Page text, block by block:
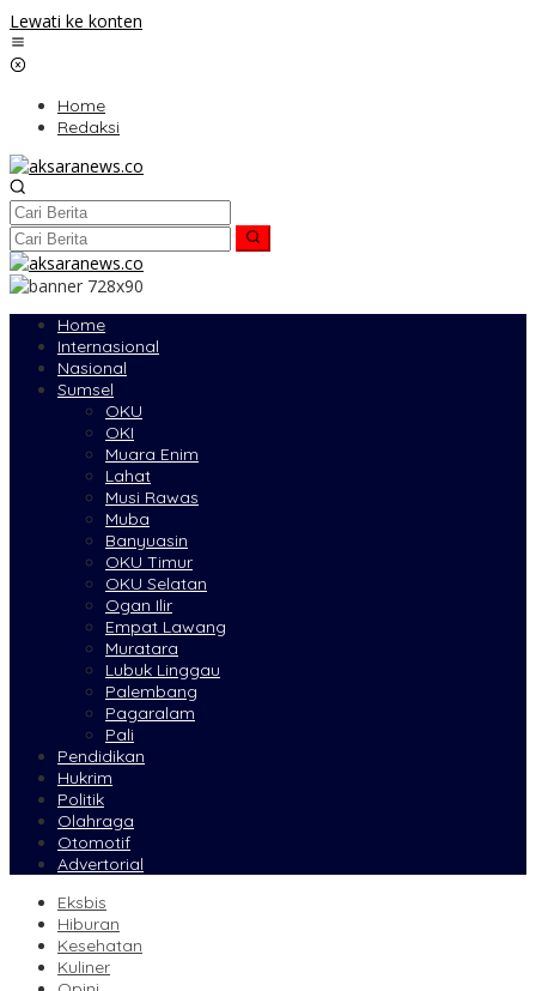
Lewati ke konten
Home
Redaksi
Home
Internasional
Nasional
Sumsel
OKU
OKI
Muara Enim
Lahat
Musi Rawas
Muba
Banyuasin
OKU Timur
OKU Selatan
Ogan Ilir
Empat Lawang
Muratara
Lubuk Linggau
Palembang
Pagaralam
Pali
Pendidikan
Hukrim
Politik
Olahraga
Otomotif
Advertorial
Eksbis
Hiburan
Kesehatan
Kuliner